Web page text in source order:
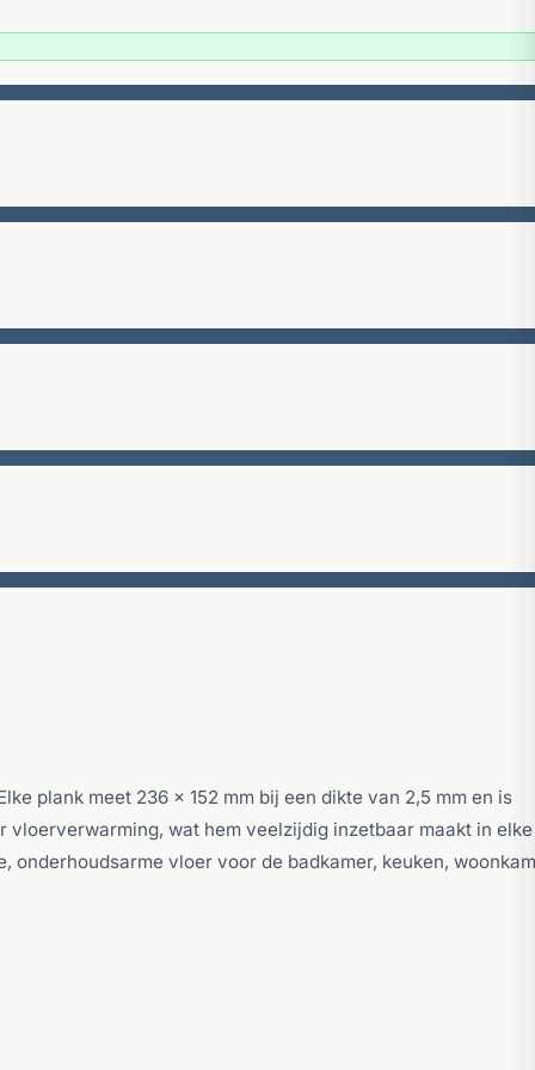
plank meet 236 x 152 mm bij een dikte van 2,5 mm en is
wat hem veelzijdig inzetbaar maakt in elke
onderhoudsarme vloer voor de badkamer, keuken,